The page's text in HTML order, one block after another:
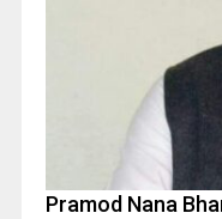
Pramod Nana